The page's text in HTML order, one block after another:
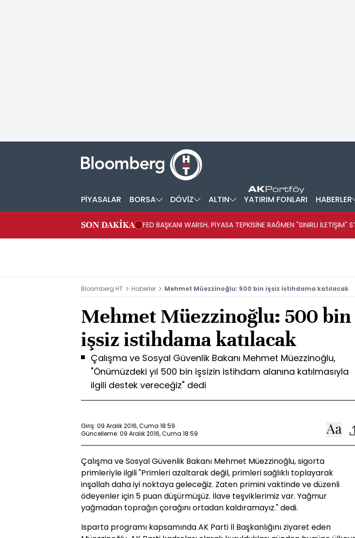
PİYASALAR BORSA DÖVİZ ALTIN YATIRIM FONLARI HABERLER
SON DAKİKA FED BAŞKANI WARSH, PİYASA TEPKİSİNE RAĞMEN "SINIRLI İLETİŞİM"
Bloomberg HT Haberler Mehmet Müezzinoğlu: 500 bin işsiz istihdama katılacak
Mehmet Müezzinoğlu: 500 bin
işsiz istihdama katılacak
Çalışma ve Sosyal Güvenlik Bakanı Mehmet Müezzinoğlu,
"Önümüzdeki yıl 500 bin işsizin istihdam alanına katılmasıyla
ilgili destek vereceğiz" dedi
Giriş: 09 Aralık 2016, Cuma 18:59
Güncelleme: 09 Aralık 2016, Cuma 18:59
Çalışma ve Sosyal Güvenlik Bakanı Mehmet Müezzinoğlu, sigorta
primleriyle ilgili "Primleri azaltarak değil, primleri sağlıklı toplayarak
inşallah daha iyi noktaya geleceğiz. Zaten primini vaktinde ve düzenli
ödeyenler için 5 puan düşürmüşüz. İlave teşviklerimiz var. Yağmur
yağmadan toprağın çorağını ortadan kaldıramayız." dedi.
Isparta programı kapsamında AK Parti İl Başkanlığını ziyaret eden